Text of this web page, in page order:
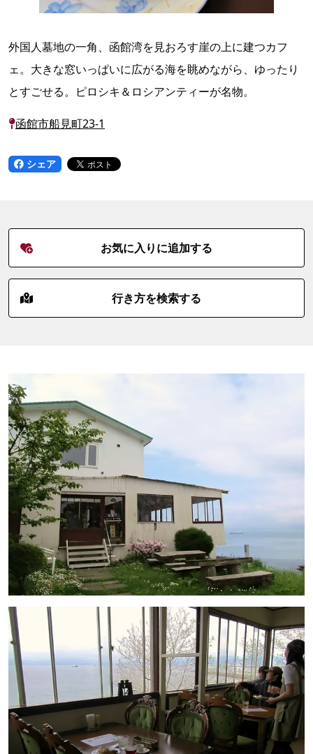
外国人墓地の一角、函館湾を見おろす崖の上に建つカフ
ェ。大きな窓いっぱいに広がる海を眺めながら、ゆったり
とすごせる。ピロシキ＆ロシアンティーが名物。
函館市船見町23-1
シェア
お気に入りに追加する
行き方を検索する